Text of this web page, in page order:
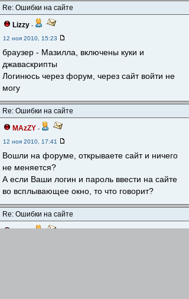
Re: Ошибки на сайте
Lizzy -
12 ноя 2010, 15:23
браузер - Мазилла, включены куки и
джаваскрипты
Логинюсь через форум, через сайт войти не
могу
Re: Ошибки на сайте
MAzZY -
12 ноя 2010, 17:41
Вошли на форуме, открываете сайт и ничего
не меняется?
А если Ваши логин и пароль ввести на сайте
во всплывающее окно, то что говорит?
Re: Ошибки на сайте